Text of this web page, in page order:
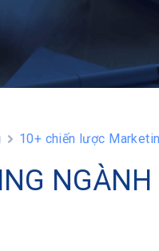
10+ chiến lược
NGÀNH